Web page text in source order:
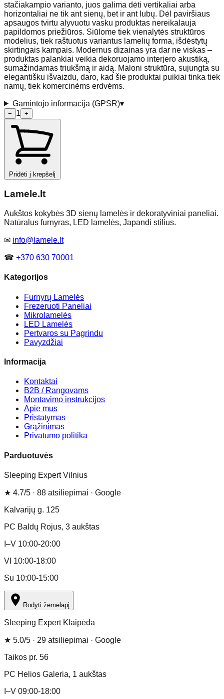
stačiakampio varianto, juos galima dėti vertikaliai arba
horizontaliai ne tik ant sienų, bet ir ant lubų. Dėl paviršiaus
apsaugos tvirtu alyvuotu vasku produktas nereikalauja
papildomos priežiūros. Siūlome tiek vienalytės struktūros
modelius, tiek raštuotus variantus lamelių forma, išdėstytų
skirtingais kampais. Modernus dizainas yra dar ne viskas –
produktas palankiai veikia dekoruojamo interjero akustiką,
sumažindamas triukšmą ir aidą. Maloni struktūra, sujungta su
elegantišku išvaizdu, daro, kad šie produktai puikiai tinka tiek
namų, tiek komercinėms erdvėms.
Gamintojo informacija (GPSR)▾
− 1 +
Pridėti į krepšelį
Lamele.lt
Aukštos kokybės 3D sienų lamelės ir dekoratyviniai paneliai.
Natūralus furnyras, LED lamelės, Japandi stilius.
✉ info@lamele.lt
☎ +370 630 70001
Kategorijos
Furnyrų Lamelės
Frezeruoti Paneliai
Mikrolamelės
LED Lamelės
Pertvaros su Pagrindu
Pavyzdžiai
Informacija
Kontaktai
B2B / Rangovams
Montavimo instrukcijos
Apie mus
Pristatymas
Grąžinimas
Privatumo politika
Parduotuvės
Sleeping Expert Vilnius
★ 4.7/5 · 88 atsiliepimai · Google
Kalvarijų g. 125
PC Baldų Rojus, 3 aukštas
I–V 10:00-20:00
VI 10:00-18:00
Su 10:00-15:00
Rodyti žemėlapį
Sleeping Expert Klaipėda
★ 5.0/5 · 29 atsiliepimai · Google
Taikos pr. 56
PC Helios Galeria, 1 aukštas
I–V 09:00-18:00